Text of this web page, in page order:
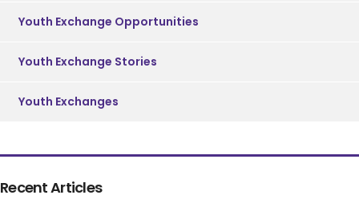
Youth Exchange Opportunities
Youth Exchange Stories
Youth Exchanges
Recent Articles